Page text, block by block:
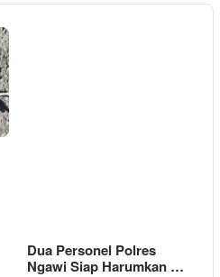
Dua Personel Polres
Ngawi Siap Harumkan …